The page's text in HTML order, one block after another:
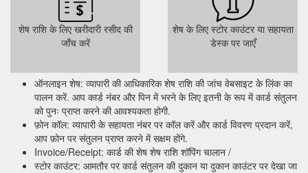
शेष राशि के लिए खरीदारी रसीद की
जाँच करें
शेष के लिए स्टोर काउंटर या सहायता
डेस्क पर जाएँ
ऑनलाइन शेष: व्यापारी की आधिकारिक शेष राशि की जांच वेबसाइट के लिंक का
पालन करें. आप कार्ड नंबर और पिन में भरने के लिए इतनी के रूप में कार्ड संतुलन
को पुनः प्राप्त करने की आवश्यकता होगी.
फ़ोन कॉल: व्यापारी के सहायता नंबर पर कॉल करें और कार्ड विवरण प्रदान करें,
आप फ़ोन पर संतुलन प्राप्त करने में सक्षम होंगे.
Invoice/Receipt: कार्ड की शेष शेष राशि शॉपिंग चालान /
स्टोर काउंटर: आमतौर पर कार्ड संतुलन की दुकान या दुकान काउंटर पर देखा जा